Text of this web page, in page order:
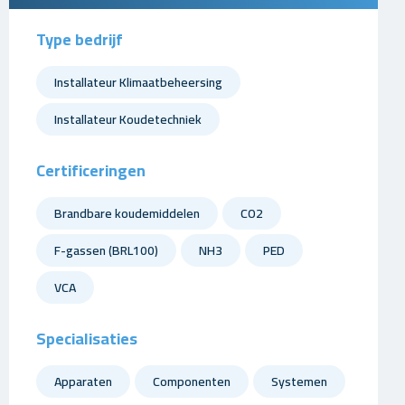
Type bedrijf
Installateur Klimaatbeheersing
Installateur Koudetechniek
Certificeringen
Brandbare koudemiddelen
CO2
F-gassen (BRL100)
NH3
PED
VCA
Specialisaties
Apparaten Componenten Systemen